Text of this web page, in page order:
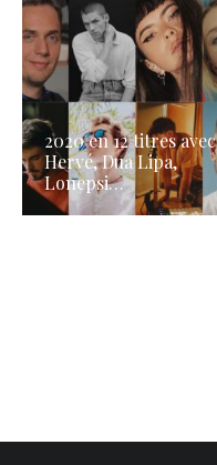
2020 en 12 titres avec
Hervé, Dua Lipa,
Lonepsi…